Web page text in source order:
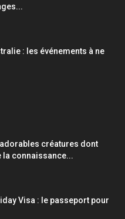
: les événements à ne
créatures dont
connaissance...
Visa : le passeport pour